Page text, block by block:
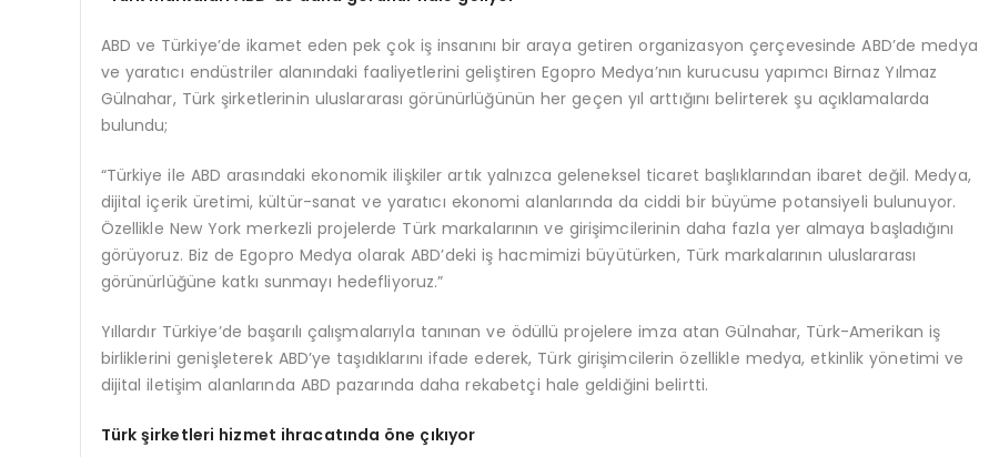
ABD ve Türkiye’de ikamet eden pek çok iş insanını bir araya getiren organizasyon çerçevesinde ABD’de medya
ve yaratıcı endüstriler alanındaki faaliyetlerini geliştiren Egopro Medya’nın kurucusu yapımcı Birnaz Yılmaz
Gülnahar, Türk şirketlerinin uluslararası görünürlüğünün her geçen yıl arttığını belirterek şu açıklamalarda
bulundu;
“Türkiye ile ABD arasındaki ekonomik ilişkiler artık yalnızca geleneksel ticaret başlıklarından ibaret değil. Medya,
dijital içerik üretimi, kültür-sanat ve yaratıcı ekonomi alanlarında da ciddi bir büyüme potansiyeli bulunuyor.
Özellikle New York merkezli projelerde Türk markalarının ve girişimcilerinin daha fazla yer almaya başladığını
görüyoruz. Biz de Egopro Medya olarak ABD’deki iş hacmimizi büyütürken, Türk markalarının uluslararası
görünürlüğüne katkı sunmayı hedefliyoruz.”
Yıllardır Türkiye’de başarılı çalışmalarıyla tanınan ve ödüllü projelere imza atan Gülnahar, Türk-Amerikan iş
birliklerini genişleterek ABD’ye taşıdıklarını ifade ederek, Türk girişimcilerin özellikle medya, etkinlik yönetimi ve
dijital iletişim alanlarında ABD pazarında daha rekabetçi hale geldiğini belirtti.
Türk şirketleri hizmet ihracatında öne çıkıyor